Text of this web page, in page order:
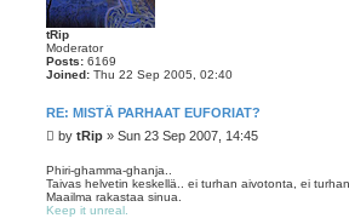
tRip
Moderator
Posts: 6169
Joined: Thu 22 Sep 2005, 02:40
RE: MISTÄ PARHAAT EUFORIAT?
P
s
t
by tRip » Sun 23 Sep 2007, 14:45
Phiri-ghamma-ghanja..
Taivas helvetin keskellä.. ei turhan aivotonta, ei
Maailma rakastaa sinua.
Keep it unreal.